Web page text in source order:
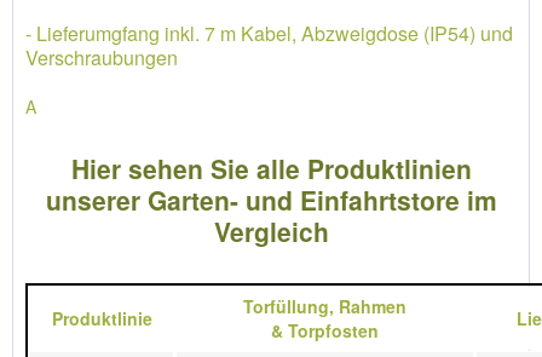
- Lieferumgfang inkl. 7 m Kabel, Abzweigdose (IP54) und
Verschraubungen
A
Hier sehen Sie alle Produktlinien
unserer Garten- und Einfahrtstore im
Vergleich
Produktlinie Torfüllung, Rahmen
& Torpfosten